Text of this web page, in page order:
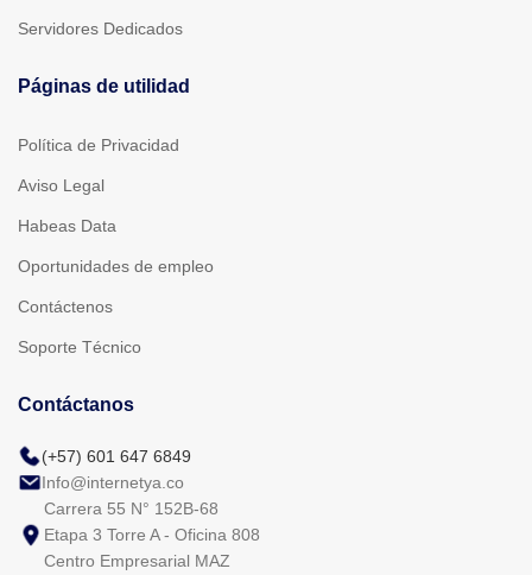
Servidores Dedicados
Páginas de utilidad
Política de Privacidad
Aviso Legal
Habeas Data
Oportunidades de empleo
Contáctenos
Soporte Técnico
Contáctanos
(+57) 601 647 6849
Info@internetya.co
Carrera 55 N° 152B-68
Etapa 3 Torre A - Oficina 808
Centro Empresarial MAZ